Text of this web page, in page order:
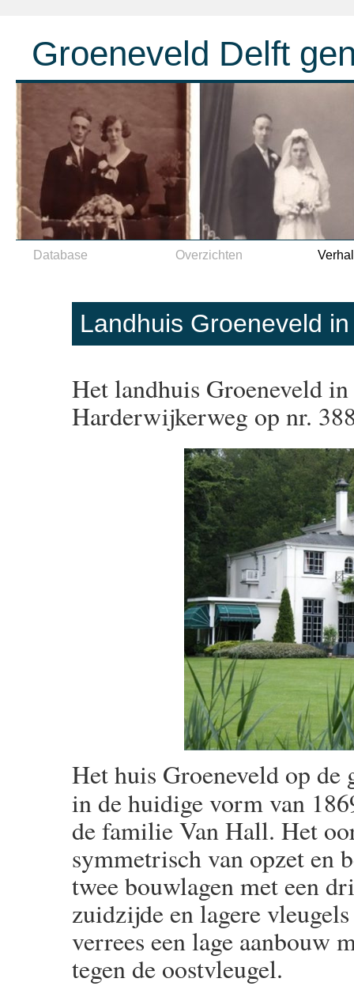
Groeneveld Delft
Spring naar inhoud
Database Overzichten
Landhuis Groeneveld
Het landhuis Groeneveld
Harderwijkerweg op nr.
Het huis Groeneveld op
in de huidige vorm van
de familie Van Hall. Het
symmetrisch van opzet en
twee bouwlagen met een
zuidzijde en lagere
verrees een lage aanbouw
tegen de oostvleugel.